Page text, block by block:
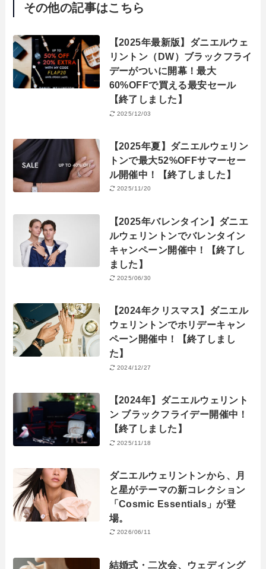
その他の記事はこちら
【2025年最新版】ダニエルウェ
リントン（DW）ブラックフライ
デーがついに開幕！最大
60%OFFで買える最安セール
【終了しました】
2025/12/03
【2025年夏】ダニエルウェリン
トンで最大52%OFFサマーセー
ル開催中！【終了しました】
2025/11/20
【2025年バレンタイン】ダニエ
ルウェリントンでバレンタイン
キャンペーン開催中！【終了し
ました】
2025/06/30
【2024年クリスマス】ダニエル
ウェリントンでホリデーキャン
ペーン開催中！【終了しまし
た】
2024/12/27
【2024年】ダニエルウェリント
ン ブラックフライデー開催中！
【終了しました】
2025/11/18
ダニエルウェリントンから、月
と星がテーマの新コレクション
「Cosmic Essentials」が登
場。
2026/06/11
結婚式・二次会、ウェディング